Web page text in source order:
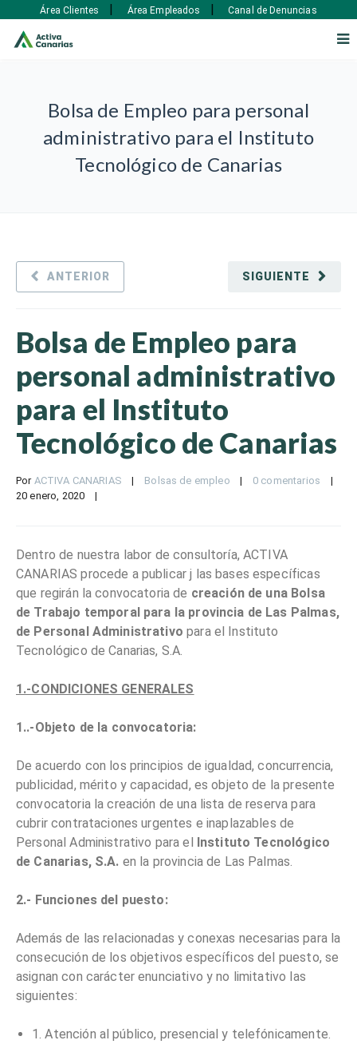
Bolsa de Empleo para personal
administrativo para el Instituto
Tecnológico de Canarias
SIGUIENTE
ANTERIOR
Bolsa de Empleo para
personal administrativo
para el Instituto
Tecnológico de Canarias
Por ACTIVA CANARIAS | Bolsas de empleo | 0 comentarios
|
20 enero, 2020 |
Dentro de nuestra labor de consultoría, ACTIVA
CANARIAS procede a publicar j las bases específicas
que regirán la convocatoria de creación de una Bolsa
de Trabajo temporal para la provincia de Las Palmas,
de Personal Administrativo para el Instituto
Tecnológico de Canarias, S.A.
1.-CONDICIONES GENERALES
1..-Objeto de la convocatoria:
De acuerdo con los principios de igualdad, concurrencia,
publicidad, mérito y capacidad, es objeto de la presente
convocatoria la creación de una lista de reserva para
cubrir contrataciones urgentes e inaplazables de
Personal Administrativo para el Instituto Tecnológico
de Canarias, S.A. en la provincia de Las Palmas.
2.- Funciones del puesto:
Además de las relacionadas y conexas necesarias para la
consecución de los objetivos específicos del puesto, se
asignan con carácter enunciativo y no limitativo las
siguientes:
1. Atención al público, presencial y telefónicamente.
Área Clientes | Área Empleados | Canal de Denuncias